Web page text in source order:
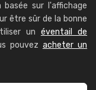
sur l'affichage
être sûr de la bonne
un éventail de
pouvez acheter un